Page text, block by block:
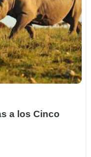
a los Cinco